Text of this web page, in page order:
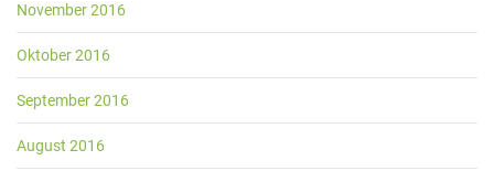
November 2016
Oktober 2016
September 2016
August 2016